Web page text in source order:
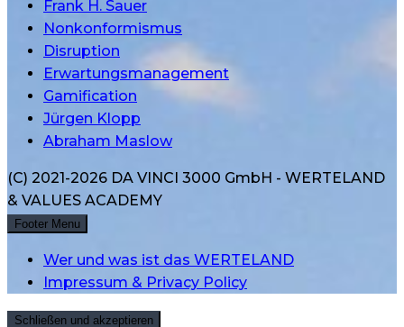
Frank H. Sauer
Nonkonformismus
Disruption
Erwartungsmanagement
Gamification
Jürgen Klopp
Abraham Maslow
(C) 2021-2026 DA VINCI 3000 GmbH - WERTELAND
& VALUES ACADEMY
Footer Menu
Wer und was ist das WERTELAND
Impressum & Privacy Policy